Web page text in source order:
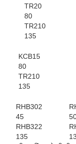
TR20
80
TR210
135
KCB15
80
TR210
135
RHB302
45
RHB322
135